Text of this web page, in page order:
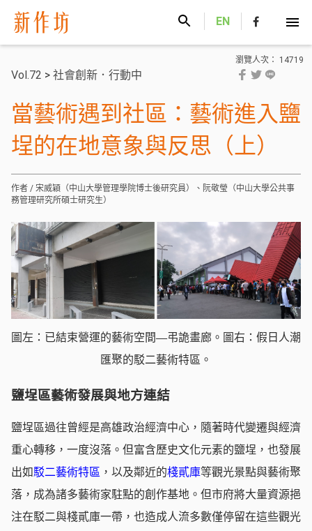
EN
瀏覽人次： 14719
Vol.72 > 社會創新．行動中
當藝術遇到社區：藝術進入鹽
埕的在地意象與反思（上）
作者 / 宋威穎（中山大學管理學院博士後研究員）、阮敬瑩（中山大學公共事
務管理研究所碩士研究生）
圖左：已結束營運的藝術空間—弔詭畫廊。圖右：假日人潮
匯聚的駁二藝術特區。
鹽埕區藝術發展與地方連結
鹽埕區過往曾經是高雄政治經濟中心，隨著時代變遷與經濟
重心轉移，一度沒落。但富含歷史文化元素的鹽埕，也發展
出如駁二藝術特區 ，以及鄰近的棧貳庫等觀光景點與藝術聚
落，成為諸多藝術家駐點的創作基地。但市府將大量資源挹
注在駁二與棧貳庫一帶，也造成人流多數僅停留在這些觀光